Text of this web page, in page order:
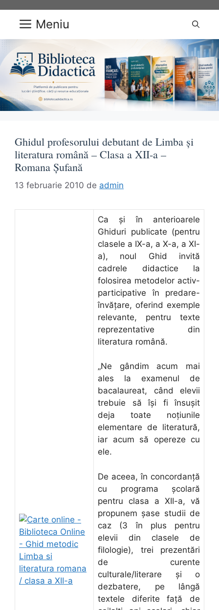
conținut Meniu
Ghidul profesorului debutant de Limba şi
literatura română – Clasa a XII-a –
Romana Şufană
13 februarie 2010 de admin
Ca şi în anterioarele
Ghiduri publicate (pentru
clasele a IX-a, a X-a, a XI-
a), noul Ghid invită
cadrele didactice la
folosirea metodelor activ-
participative în predare-
învăţare, oferind exemple
relevante, pentru texte
reprezentative din
literatura română.
„Ne gândim acum mai
ales la examenul de
bacalaureat, când elevii
trebuie să îşi fi însuşit
deja toate noţiunile
elementare de literatură,
iar acum să opereze cu
ele.
De aceea, în concordanţă
cu programa şcolară
pentru clasa a XII-a, vă
propunem şase studii de
caz (3 în plus pentru
elevii din clasele de
filologie), trei prezentări
de curente
culturale/literare şi o
dezbatere, pe lângă
textele diferite faţă de